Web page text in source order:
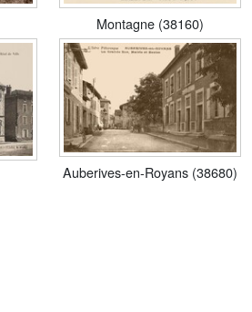
Montagne (38160)
Auberives-en-Royans (38680)